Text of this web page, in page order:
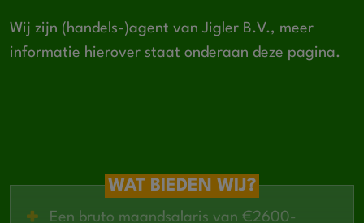
Wij zijn (handels-)agent van Jigler B.V., meer
informatie hierover staat onderaan deze pagina.
WAT BIEDEN WIJ?
Een bruto maandsalaris van €2600-